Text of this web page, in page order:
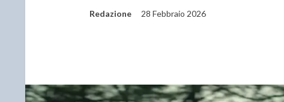
Redazione 28 Febbraio 2026